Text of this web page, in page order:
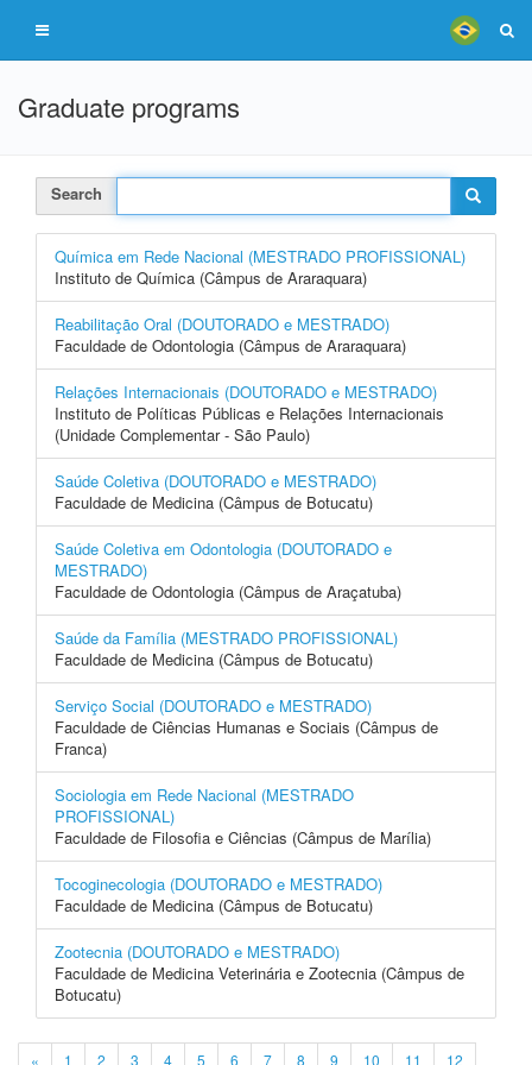
Graduate programs
Search
Química em Rede Nacional (MESTRADO PROFISSIONAL)
Instituto de Química (Câmpus de Araraquara)
Reabilitação Oral (DOUTORADO e MESTRADO)
Faculdade de Odontologia (Câmpus de Araraquara)
Relações Internacionais (DOUTORADO e MESTRADO)
Instituto de Políticas Públicas e Relações Internacionais
(Unidade Complementar - São Paulo)
Saúde Coletiva (DOUTORADO e MESTRADO)
Faculdade de Medicina (Câmpus de Botucatu)
Saúde Coletiva em Odontologia (DOUTORADO e
MESTRADO)
Faculdade de Odontologia (Câmpus de Araçatuba)
Saúde da Família (MESTRADO PROFISSIONAL)
Faculdade de Medicina (Câmpus de Botucatu)
Serviço Social (DOUTORADO e MESTRADO)
Faculdade de Ciências Humanas e Sociais (Câmpus de
Franca)
Sociologia em Rede Nacional (MESTRADO
PROFISSIONAL)
Faculdade de Filosofia e Ciências (Câmpus de Marília)
Tocoginecologia (DOUTORADO e MESTRADO)
Faculdade de Medicina (Câmpus de Botucatu)
Zootecnia (DOUTORADO e MESTRADO)
Faculdade de Medicina Veterinária e Zootecnia (Câmpus de
Botucatu)
« 1 2 3 4 5 6 7 8 9 10 11 12